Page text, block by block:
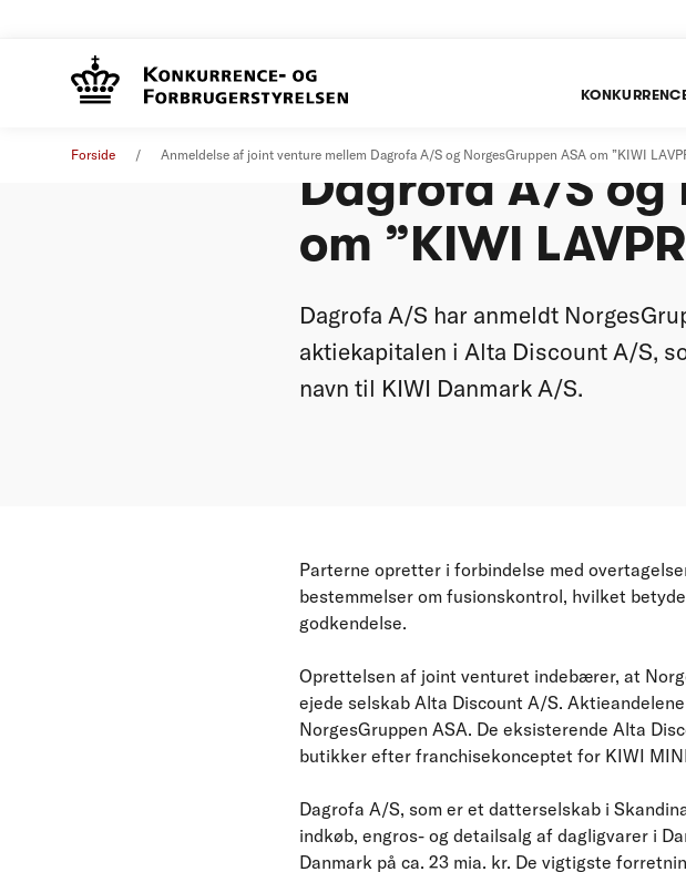
Forside Anmeldelse af joint venture mellem Dagrofa A/S og NorgesGruppen ASA om ”KIWI
Dagrofa A/S og
om ”KIWI
Dagrofa A/S har anmeldt
aktiekapitalen i Alta Discount A/S,
navn til KIWI Danmark A/S.
Parterne opretter i forbindelse med
bestemmelser om fusionskontrol, hvilket
godkendelse.
Oprettelsen af joint venturet indebærer, at
ejede selskab Alta Discount A/S.
NorgesGruppen ASA. De eksisterende Alta
butikker efter franchisekonceptet for KIWI
Dagrofa A/S, som er et datterselskab i
indkøb, engros- og detailsalg af dagligvarer i
Danmark på ca. 23 mia. kr. De vigtigste